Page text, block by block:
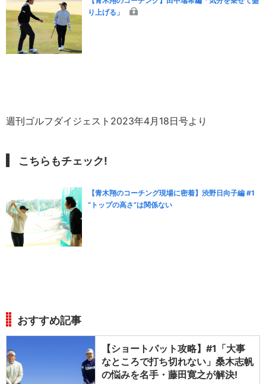
り上げる」
週刊ゴルフダイジェスト2023年4月18日号より
こちらもチェック!
【青木翔のコーチング現場に密着】渋野日向子編 #1
“トップの高さ”は関係ない
おすすめ記事
【ショートパット攻略】#1「大事
なところで打ち切れない」桑木志帆
の悩みを名手・藤田寛之が解決!